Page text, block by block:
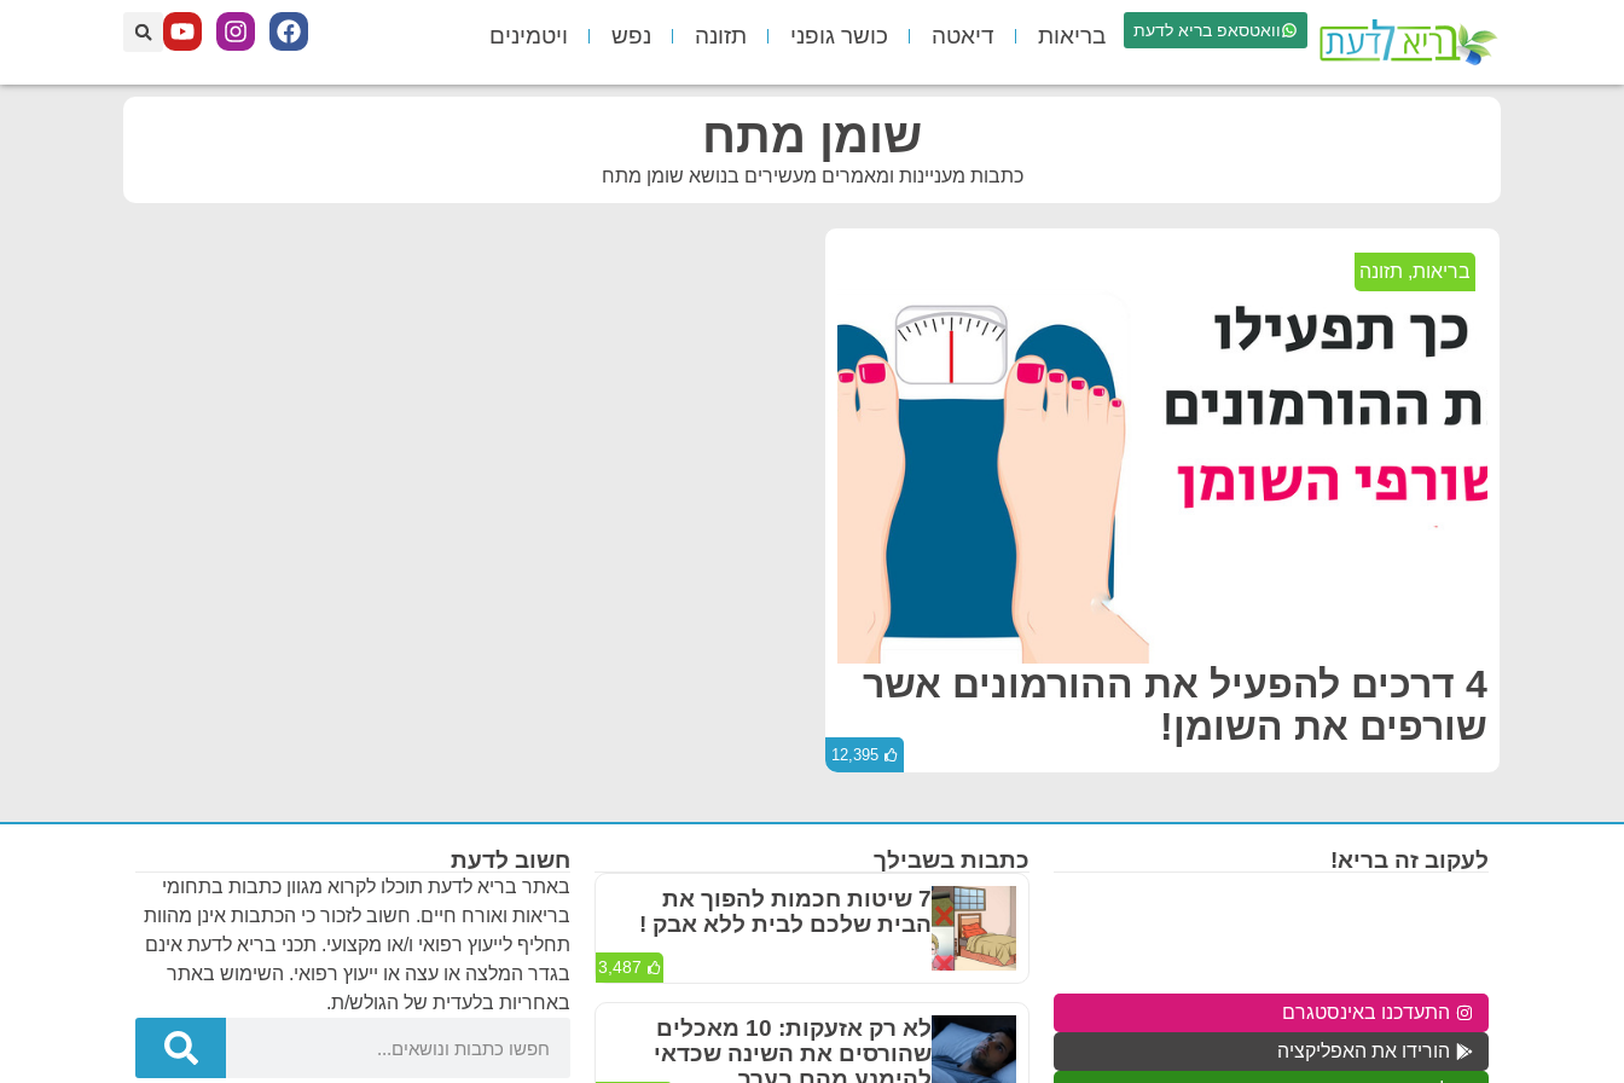
וואטסאפ בריא לדעת בריאות דיאטה כושר גופני תזונה נפש ויטמינים
שומן מתח
כתבות מעניינות ומאמרים מעשירים בנושא שומן מתח
בריאות, תזונה
4 דרכים להפעיל את ההורמונים אשר
שורפים את השומן!
12,395
חשוב לדעת
באתר בריא לדעת תוכלו לקרוא מגוון כתבות בתחומי
בריאות ואורח חיים. חשוב לזכור כי הכתבות אינן מהוות
תחליף לייעוץ רפואי ו/או מקצועי. תכני בריא לדעת אינם
בגדר המלצה או עצה או ייעוץ רפואי. השימוש באתר
באחריות בלעדית של הגולש/ת.
כתבות בשבילך
7 שיטות חכמות להפוך את
הבית שלכם לבית ללא אבק !
3,487
לא רק אזעקות: 10 מאכלים
שהורסים את השינה שכדאי
לעקוב זה בריא!
התעדכנו באינסטגרם
הורידו את האפליקציה